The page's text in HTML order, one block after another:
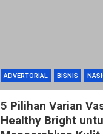
ADVERTORIAL BISNIS
5 Pilihan Varian
Healthy Bright